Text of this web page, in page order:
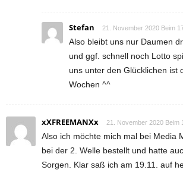
Stefan 21. November 2020 Beim
Also bleibt uns nur Daumen
und ggf. schnell noch Lotto
uns unter den Glücklichen ist
Wochen ^^
xXFREEMANXx 21. November 2020 Beim
Also ich möchte mich mal bei Media
bei der 2. Welle bestellt und hatte
Sorgen. Klar saß ich am 19.11. auf